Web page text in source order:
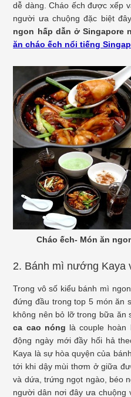
dễ dàng. Cháo ếch được xếp
người ưa chuộng đặc biệt
ngon hấp dẫn ở Singapore
ăn cháo ếch nổi tiếng
Cháo ếch- Món ăn
2. Bánh mì nướng Kaya
Trong vô số kiểu bánh mì
đứng đầu trong top 5 món ăn
không nên bỏ lỡ trong bữa ăn
ca cao nóng là couple
động ngày mới đầy hối hả
Kaya là sự hòa quyện của
tới khi dậy mùi thơm ở giữa
và dứa, trứng ngọt ngào, béo
người dân nơi đây ưa chuộng